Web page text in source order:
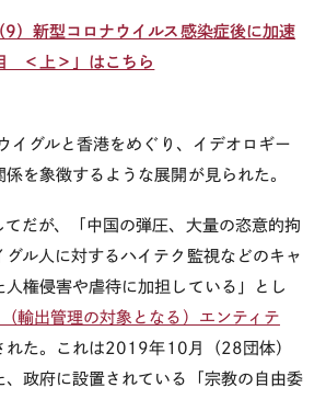
9）新型コロナウイルス感染症後に加速
＜上＞」はこちら
イグルと香港をめぐり、イデオロギー
を象徴するような展開が見られた。
てだが、「中国の弾圧、大量の恣意的拘
ル人に対するハイテク監視などのキャ
人権侵害や虐待に加担している」とし
輸出管理の対象となる）エンティテ
れた。これは2019年 10 月（ 28 団体）
、政府に設置されている「宗教の自由委